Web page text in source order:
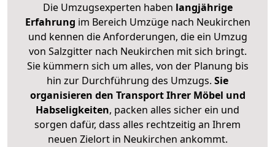
Die Umzugsexperten haben langjährige
Erfahrung im Bereich Umzüge nach Neukirchen
und kennen die Anforderungen, die ein Umzug
von Salzgitter nach Neukirchen mit sich bringt.
Sie kümmern sich um alles, von der Planung bis
hin zur Durchführung des Umzugs. Sie
organisieren den Transport Ihrer Möbel und
Habseligkeiten, packen alles sicher ein und
sorgen dafür, dass alles rechtzeitig an Ihrem
neuen Zielort in Neukirchen ankommt.